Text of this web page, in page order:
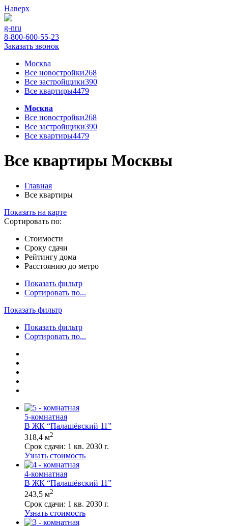
Наверх
g-nru
8-800-600-55-23
Заказать звонок
Москва
Все новостройки268
Все застройщики390
Все квартиры4479
Москва
Все новостройки268
Все застройщики390
Все квартиры4479
Все квартиры Москвы
Главная
Все квартиры
Показать на карте
Сортировать по:
Стоимости
Сроку сдачи
Рейтингу дома
Расстоянию до метро
Показать фильтр
Сортировать по...
Показать фильтр
Показать фильтр
Сортировать по...
5-комнатная
В ЖК “Палашёвский 11”
318,4 м2
Срок сдачи: 1 кв. 2030 г.
Узнать стоимость
4-комнатная
В ЖК “Палашёвский 11”
243,5 м2
Срок сдачи: 1 кв. 2030 г.
Узнать стоимость